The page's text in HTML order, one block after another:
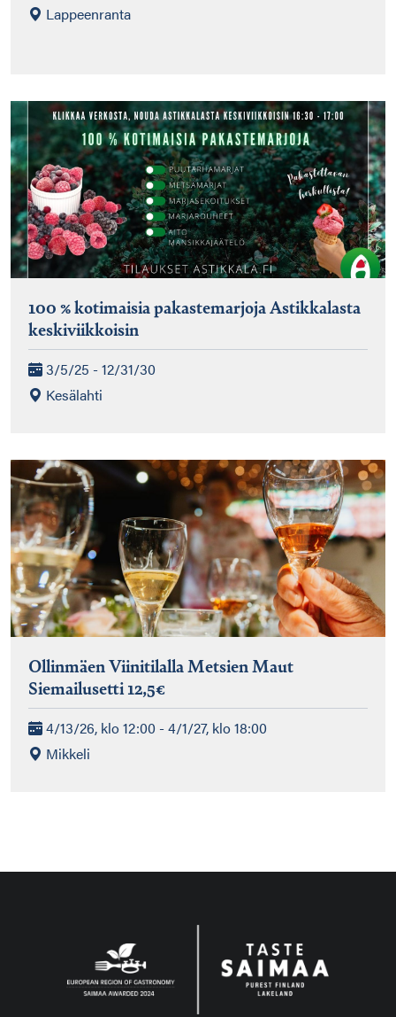
Lappeenranta
100 % kotimaisia pakastemarjoja Astikkalasta
keskiviikkoisin
3/5/25 - 12/31/30
Kesälahti
Ollinmäen Viinitilalla Metsien Maut
Siemailusetti 12,5€
4/13/26, klo 12:00 - 4/1/27, klo 18:00
Mikkeli